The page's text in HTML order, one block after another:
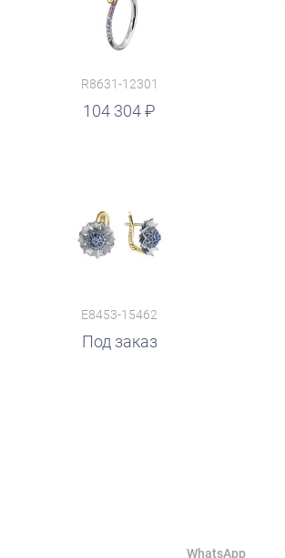
R8631-12301
104 304
руб.
E8453-15462
Под заказ
руб.
WhatsApp